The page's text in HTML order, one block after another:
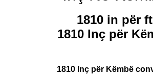
1810 in për ft
1810 Inç për
1810 Inç për Këmbë